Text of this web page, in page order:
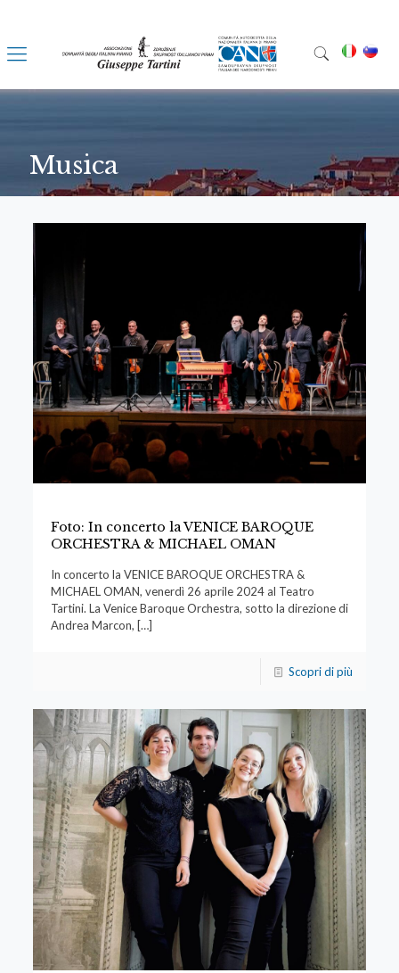
Musica
Foto: In concerto la VENICE BAROQUE
ORCHESTRA & MICHAEL OMAN
In concerto la VENICE BAROQUE ORCHESTRA &
MICHAEL OMAN, venerdì 26 aprile 2024 al Teatro
Tartini. La Venice Baroque Orchestra, sotto la direzione di
Andrea Marcon, […]
Scopri di più